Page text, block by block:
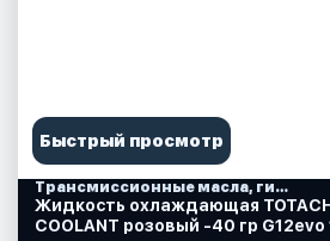
Быстрый просмотр
Трансмиссионные масла, гидравлические, смазки, спреи, краски, аксессуары
Жидкость охлаждающая
COOLANT розовый -40 гр G12evo